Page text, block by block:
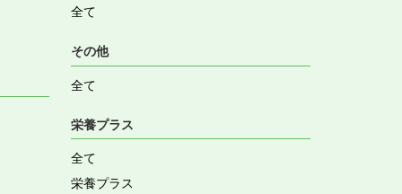
全て
その他
全て
栄養プラス
全て
栄養プラス